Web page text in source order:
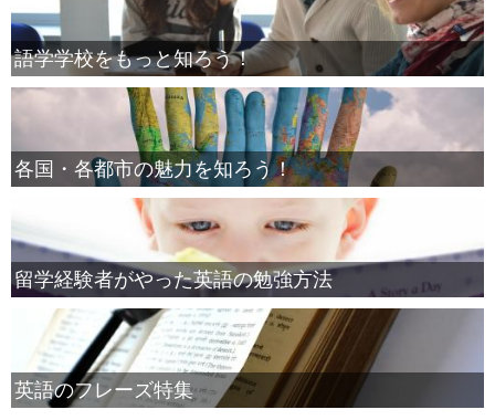
語学学校をもっと知ろう！
各国・各都市の魅力を知ろう！
留学経験者がやった英語の勉強方法
英語のフレーズ特集